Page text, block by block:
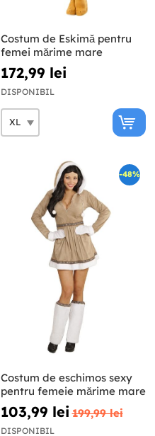
Costum de Eskimă pentru
femei mărime mare
172,99 lei
DISPONIBIL
-48%
Costum de eschimos sexy
pentru femeie mărime mare
103,99 lei 199,99 lei
DISPONIBIL